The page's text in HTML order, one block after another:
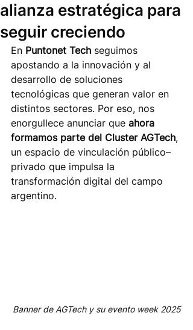
alianza estratégica para
seguir creciendo
En Puntonet Tech seguimos
apostando a la innovación y al
desarrollo de soluciones
tecnológicas que generan valor en
distintos sectores. Por eso, nos
enorgullece anunciar que ahora
formamos parte del Cluster AGTech,
un espacio de vinculación público–
privado que impulsa la
transformación digital del campo
argentino.
Banner de AGTech y su evento week 2025